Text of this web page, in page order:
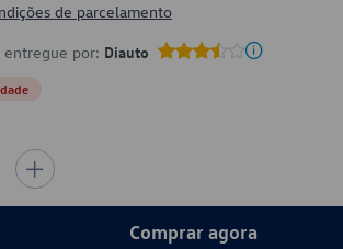
de parcelamento
entregue por: Diauto
Comprar agora